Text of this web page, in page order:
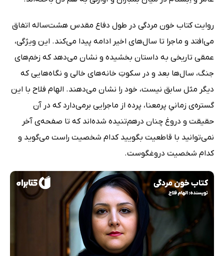
روایت کتاب خون مردگی در طول دفاع مقدس هشت‌ساله اتفاق
می‌افتد و ماجرا تا سال‌های اخیر ادامه پیدا می‌‌کند. این ویژگی،
عمقی تاریخی به داستان بخشیده و نشان می‌دهد که زخم‌های
جنگ، سال‌ها بعد و در سکوتِ خانه‌های خالی و نگاه‌هایی که
دیگر مثل سابق نیست، خود را نشان می‌دهند. الهام فلاح با این
گستره‌ی زمانیِ پرمعنا، پرده از ماجرایی برمی‌دارد که در آن
حقیقت و دروغ چنان درهم‌تنیده شده‌اند که تا صفحه‌ی آخر
نمی‌توانید با قاطعیت بگویید کدام شخصیت راست می‌‌گوید و
کدام شخصیت دروغگوست.